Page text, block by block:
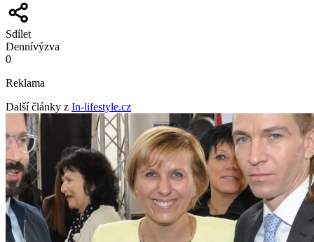
Sdílet
Dennívýzva
0
Reklama
Další články z In-lifestyle.cz